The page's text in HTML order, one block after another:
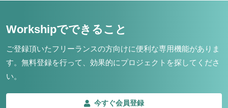
Workshipでできること
ご登録頂いたフリーランスの方向けに便利な専用機能がありま
す。 無料登録を行って、効果的にプロジェクトを探してくださ
い。
今すぐ会員登録